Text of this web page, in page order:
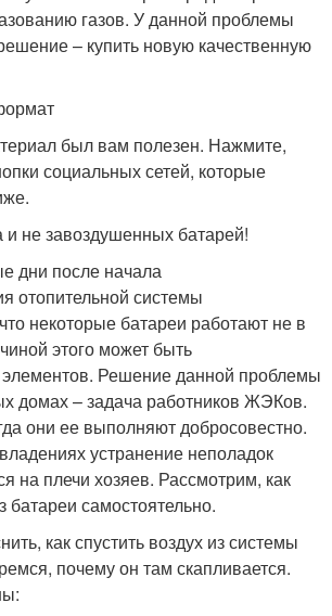
газов. У данной проблемы
– купить новую качественную
был вам полезен. Нажмите,
социальных сетей, которые
не завоздушенных батарей!
дни после начала
отопительной системы
некоторые батареи работают не в
этого может быть
элементов. Решение данной проблемы
домах – задача работников ЖЭКов.
они ее выполняют добросовестно.
устранение неполадок
на плечи хозяев. Рассмотрим, как
батареи самостоятельно.
как спустить воздух из системы
почему он там скапливается.